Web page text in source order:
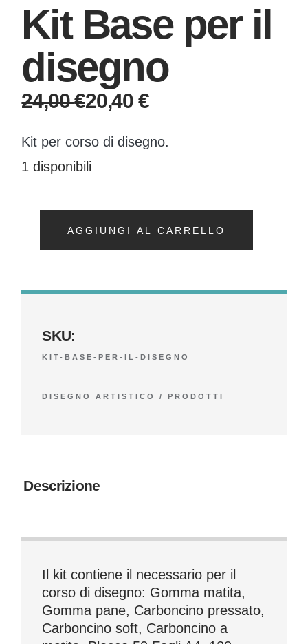
Kit Base per il
disegno
24,00€
Il
prezzo
originale
era:
20,40 €
Il
prezzo
attuale
è:
Kit per corso di disegno.
1 disponibili
AGGIUNGI AL CARRELLO
SKU:
KIT-BASE-PER-IL-DISEGNO
DISEGNO ARTISTICO /PRODOTTI
Descrizione
Il kit contiene il necessario per il
corso di disegno: Gomma matita,
Gomma pane, Carboncino pressato,
Carboncino soft, Carboncino a